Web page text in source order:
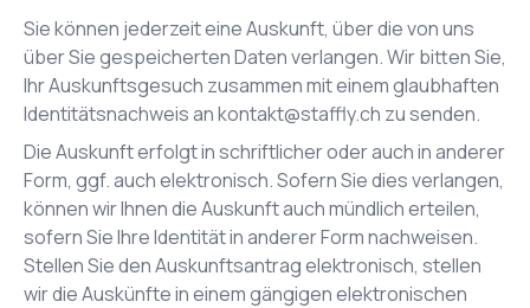
Sie können jederzeit eine Auskunft, über die von uns
über Sie gespeicherten Daten verlangen. Wir bitten Sie,
Ihr Auskunftsgesuch zusammen mit einem glaubhaften
Identitätsnachweis ankontakt@staffly.ch zu senden.
Die Auskunft erfolgt in schriftlicher oder auch in anderer
Form, ggf. auch elektronisch. Sofern Sie dies verlangen,
können wir Ihnen die Auskunft auch mündlich erteilen,
sofern Sie Ihre Identität in anderer Form nachweisen.
Stellen Sie den Auskunftsantrag elektronisch, stellen
wir die Auskünfte in einem gängigen elektronischen